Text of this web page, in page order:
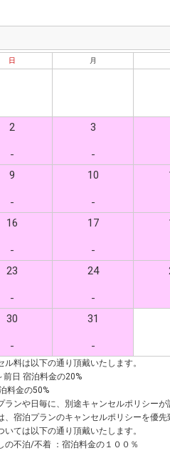
日 月
2
-
3
-
9
-
10
-
16
-
17
-
23
-
24
-
30
-
31
-
ル料は以下の通り頂戴いたします。
前日 宿泊料金の20%
料金の50%
ンや日毎に、別途キャンセルポリシーが
、宿泊プランのキャンセルポリシーを優先
いては以下の通り頂戴いたします。
の不泊/不着 ：宿泊料金の１００％